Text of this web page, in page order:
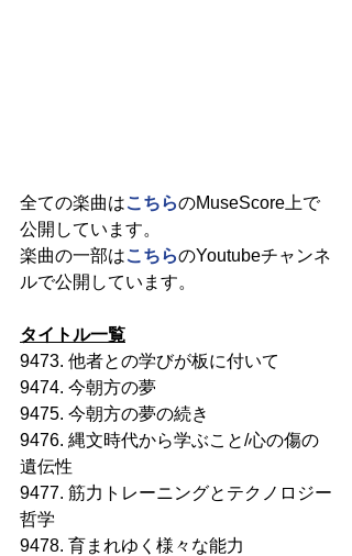
全ての楽曲はこちらのMuseScore上で
公開しています。
楽曲の一部はこちらのYoutubeチャンネ
ルで公開しています。
タイトル一覧
9473. 他者との学びが板に付いて
9474. 今朝方の夢
9475. 今朝方の夢の続き
9476. 縄文時代から学ぶこと/心の傷の
遺伝性
9477. 筋力トレーニングとテクノロジー
哲学
9478. 育まれゆく様々な能力